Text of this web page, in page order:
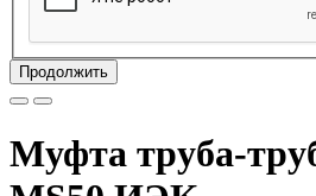
Продолжить
Муфта труба-